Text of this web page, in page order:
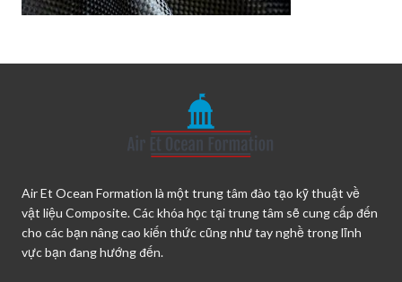
Air Et Ocean Formation là một trung tâm đào tạo kỹ thuật về
vật liệu Composite. Các khóa học tại trung tâm sẽ cung cấp đến
cho các bạn nâng cao kiến thức cũng như tay nghề trong lĩnh
vực bạn đang hướng đến.